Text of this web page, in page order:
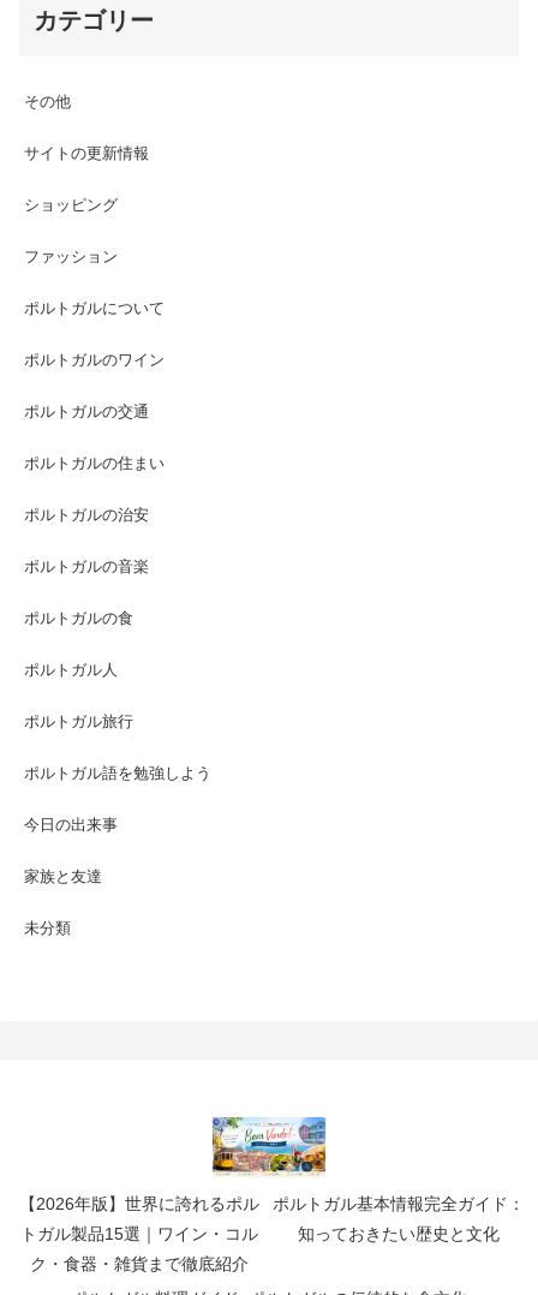
カテゴリー
その他
サイトの更新情報
ショッピング
ファッション
ポルトガルについて
ポルトガルのワイン
ポルトガルの交通
ポルトガルの住まい
ポルトガルの治安
ポルトガルの音楽
ポルトガルの食
ポルトガル人
ポルトガル旅行
ポルトガル語を勉強しよう
今日の出来事
家族と友達
未分類
【2026年版】世界に誇れるポル
トガル製品15選｜ワイン・コル
ク・食器・雑貨まで徹底紹介
ポルトガル基本情報完全ガイド：
知っておきたい歴史と文化